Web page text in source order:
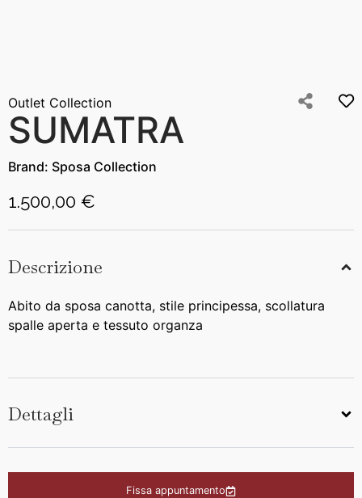
Outlet Collection
SUMATRA
Brand: Sposa Collection
1.500,00 €
Descrizione
Abito da sposa canotta, stile principessa, scollatura
spalle aperta e tessuto organza
Dettagli
Fissa appuntamento